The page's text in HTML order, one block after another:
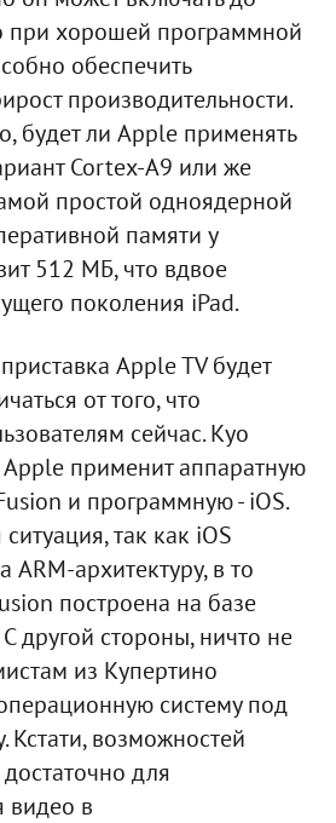
при хорошей программной
обеспечить
производительности.
будет ли Apple применять
Cortex-A9 или же
простой одноядерной
памяти у
512 МБ, что вдвое
поколения iPad.
Apple TV будет
от того, что
сейчас. Куо
Apple применит аппаратную
и программную - iOS.
так как iOS
ARM-архитектуру, в то
построена на базе
другой стороны, ничто не
из Купертино
систему под
возможностей
для
видео в